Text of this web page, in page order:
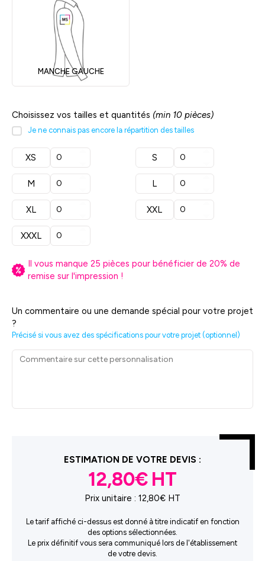
MANCHE GAUCHE
Choisissez vos tailles et quantités (min 10 pièces)
Je ne connais pas encore la répartition des tailles
XS S
M L
XL XXL
XXXL
Il vous manque 25 pièces pour bénéficier de 20% de
remise sur l'impression !
Un commentaire ou une demande spécial pour votre projet
?
Précisé si vous avez des spécifications pour votre projet (optionnel)
ESTIMATION DE VOTRE DEVIS :
12,80€
Prix unitaire : 12,80€ HT
Le tarif affiché ci-dessus est donné à titre indicatif en fonction
des options sélectionnées.
Le prix définitif vous sera communiqué lors de l'établissement
de votre devis.